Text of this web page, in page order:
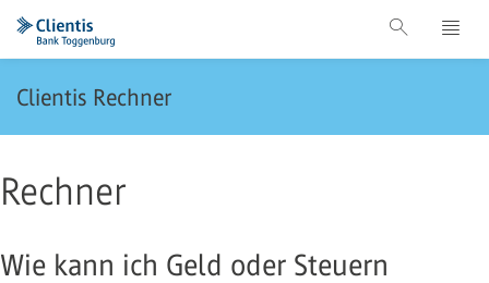
Clientis Rechner
Rechner
Wie kann ich Geld oder Steuern